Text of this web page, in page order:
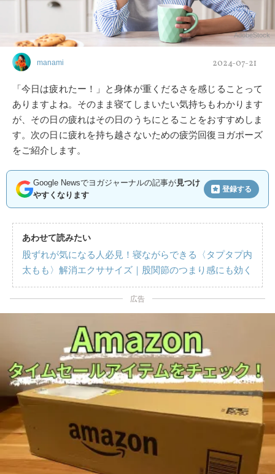
AdobeStock
manami 2024-07-21
「今日は疲れたー！」と身体が重くだるさを感じることって
ありますよね。そのまま寝てしまいたい気持ちもわかります
が、その日の疲れはその日のうちにとることをおすすめしま
す。次の日に疲れを持ち越さないための疲労回復ヨガポーズ
をご紹介します。
Google Newsでヨガジャーナルの記事が見つけ
やすくなります
登録する
あわせて読みたい
股ずれが気になる人必見！寝ながらできる〈タプタプ内
太もも〉解消エクササイズ｜股関節のつまり感にも効く
広告